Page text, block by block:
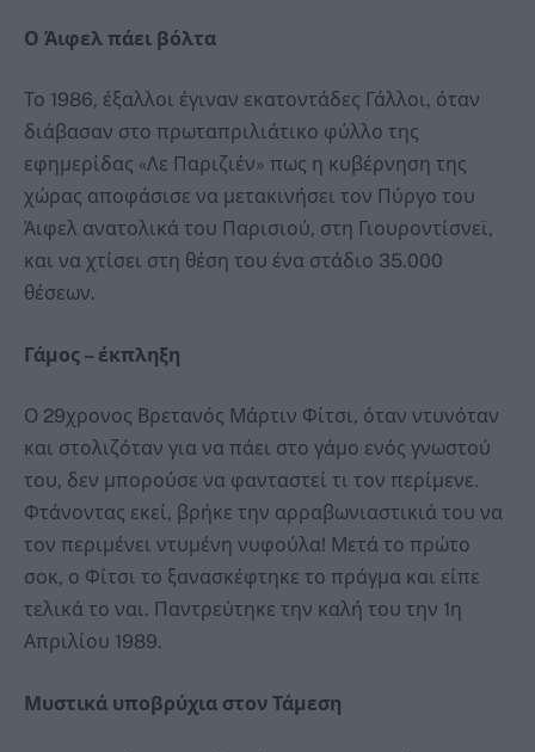
Ο Άιφελ πάει βόλτα
Το 1986, έξαλλοι έγιναν εκατοντάδες Γάλλοι, όταν
διάβασαν στο πρωταπριλιάτικο φύλλο της
εφημερίδας «Λε Παριζιέν» πως η κυβέρνηση της
χώρας αποφάσισε να μετακινήσει τον Πύργο του
Άιφελ ανατολικά του Παρισιού, στη Γιουροντίσνεϊ,
και να χτίσει στη θέση του ένα στάδιο 35.000
θέσεων.
Γάμος – έκπληξη
Ο 29χρονος Βρετανός Μάρτιν Φίτσι, όταν ντυνόταν
και στολιζόταν για να πάει στο γάμο ενός γνωστού
του, δεν μπορούσε να φανταστεί τι τον περίμενε.
Φτάνοντας εκεί, βρήκε την αρραβωνιαστικιά του να
τον περιμένει ντυμένη νυφούλα! Μετά το πρώτο
σοκ, ο Φίτσι το ξανασκέφτηκε το πράγμα και είπε
τελικά το ναι. Παντρεύτηκε την καλή του την 1η
Απριλίου 1989.
Μυστικά υποβρύχια στον Τάμεση